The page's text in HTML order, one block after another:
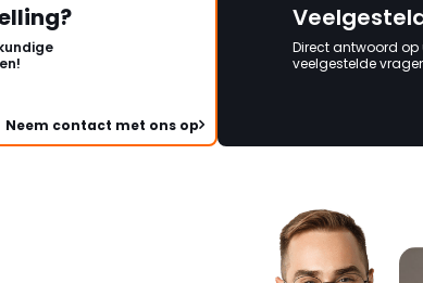
Neem contact met ons op
Direct antwoord op
veelgestelde